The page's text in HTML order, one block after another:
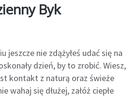
Byk
jeszcze nie zdążyłeś udać się na
dzień, by to zrobić. Wiesz,
kontakt z naturą oraz świeże
wahaj się dłużej, załóż ciepłe